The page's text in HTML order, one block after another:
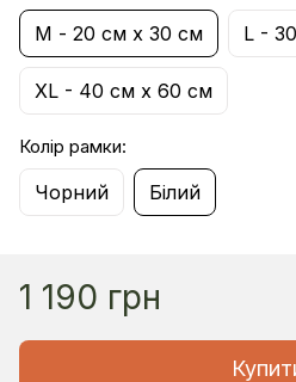
М - 20 см х 30 см L -
XL - 40 см х 60 см
Колір рамки:
Чорний Білий
1 190 грн